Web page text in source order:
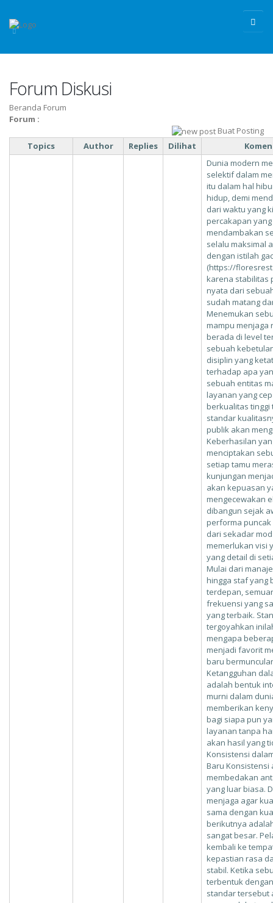
Forum Diskusi
Beranda Forum
Forum :
Buat Posting
Topics
Author Replies Dilihat
Dunia modern
selektif dalam
itu dalam hal
hidup, demi
dari waktu yang
percakapan
mendambakan
selalu maksimal
dengan istilah
(https://
karena stabilitas
nyata dari
sudah matang
Menemukan
mampu menjaga
berada di level
sebuah
disiplin yang
terhadap apa
sebuah entitas
layanan yang
berkualitas
standar
publik akan
Keberhasilan
menciptakan
setiap tamu
kunjungan
akan kepuasan
mengecewakan
dibangun sejak
performa
dari sekadar
memerlukan visi
yang detail di
Mulai dari
hingga staf yang
terdepan,
frekuensi yang
yang terbaik.
tergoyahkan
mengapa
menjadi favorit
baru
Ketangguhan
adalah bentuk
murni dalam
memberikan
bagi siapa pun
layanan tanpa
akan hasil yang
Konsistensi
Baru Konsistensi
membedakan
yang luar biasa.
menjaga agar
sama dengan
berikutnya
sangat besar.
kembali ke
kepastian rasa
stabil. Ketika
terbentuk
standar tersebut